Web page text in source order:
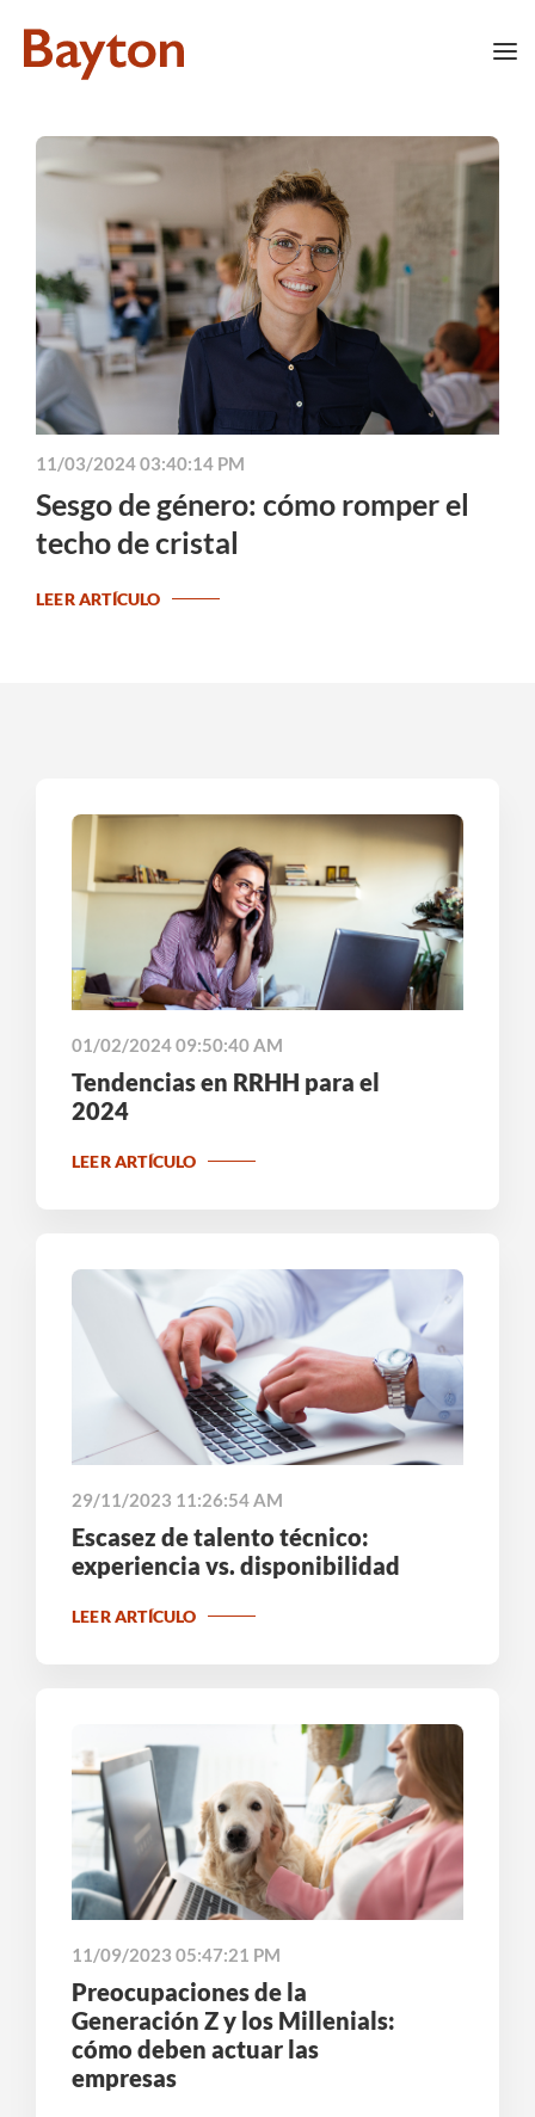
11/03/2024 03:40:14 PM
Sesgo de género: cómo romper el
techo de cristal
LEER ARTÍCULO
01/02/2024 09:50:40 AM
Tendencias en RRHH para el
2024
LEER ARTÍCULO
29/11/2023 11:26:54 AM
Escasez de talento técnico:
experiencia vs. disponibilidad
LEER ARTÍCULO
11/09/2023 05:47:21 PM
Preocupaciones de la
Generación Z y los Millenials:
cómo deben actuar las
empresas